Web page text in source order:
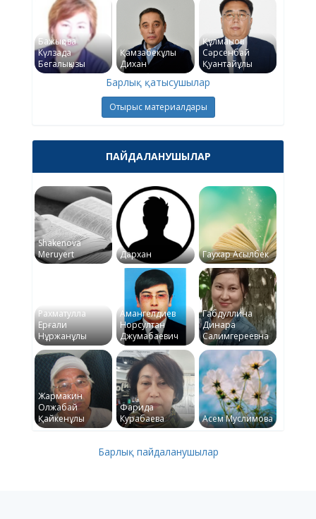
Бажықова
Күлзада
Бегалықызы
Қамзабекұлы
Дихан
Құлманов
Сәрсенбай
Қуантайұлы
Барлық қатысушылар
Отырыс материалдары
ПАЙДАЛАНУШЫЛАР
Shakenova
Meruyert
Дархан Гаухар Асылбек
Рахматулла
Ерғали
Нұржанұлы
Амангелдиев
Норсултан
Джумабаевич
Габдуллина
Динара
Салимгереевна
Жармакин
Олжабай
Қайкенұлы
Фарида
Курабаева
Асем Муслимова
Барлық пайдаланушылар